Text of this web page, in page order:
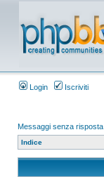
Login Iscriviti
Messaggi senza risposta
Indice